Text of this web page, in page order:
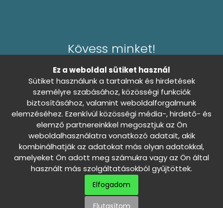
0
Kövess minket!
Általános Szerződési Feltételek
Adatkezelési tájékoztató
Sütibeállítások Nincs döntés
Szállítási és fizetési információk
Háziállatod álma - Minden jog fenntartva ©
Ez a weboldal sütiket használ
Sütiket használunk a tartalmak és hirdetések
személyre szabásához, közösségi funkciók
biztosításához, valamint weboldalforgalmunk
elemzéséhez. Ezenkívül közösségi média-, hirdető- és
elemző partnereinkkel megosztjuk az Ön
weboldalhasználatra vonatkozó adatait, akik
kombinálhatják az adatokat más olyan adatokkal,
amelyeket Ön adott meg számukra vagy az Ön által
használt más szolgáltatásokból gyűjtöttek.
Elfogadom
Elutasítom